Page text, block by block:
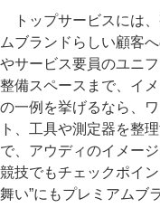
トップサービスには
ムブランドらしい顧客
やサービス要員のユニ
整備スペースまで、イ
の一例を挙げるなら、
ト、工具や測定器を整
で、アウディのイメー
競技でもチェックポイ
舞い”にもプレミアムブ